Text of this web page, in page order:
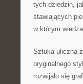
tych dziedzin,
stawiających
w którym
Sztuka uliczna
oryginalnego
rozwijało się